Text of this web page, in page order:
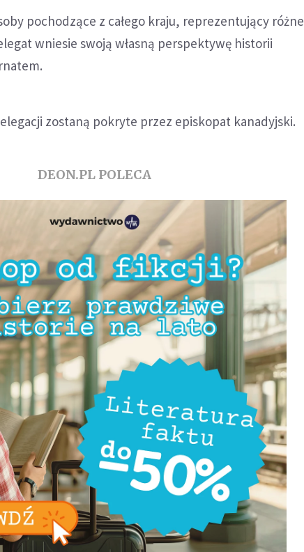
pochodzące z całego kraju, reprezentujący różne
wniesie swoją własną perspektywę historii
zostaną pokryte przez episkopat kanadyjski.
DEON.PL POLECA